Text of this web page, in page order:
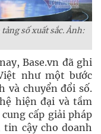
số xuất sắc. Ảnh:
Base.vn đã ghi
như một bước
và chuyển đổi số.
hiện đại và tầm
cấp giải pháp
cậy cho doanh